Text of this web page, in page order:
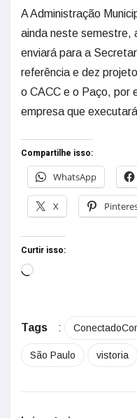
A Administração
ainda neste semestre,
enviará para a
referência e dez
o CACC e o Paço, por
empresa que
Compartilhe isso:
WhatsApp
X
Curtir isso:
Tags :
São Paulo vistoria